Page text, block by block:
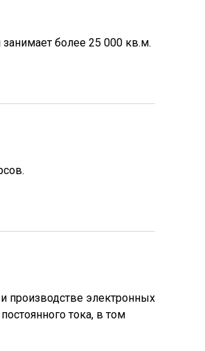
более 25 000 кв.м.
производстве электронных
тока, в том